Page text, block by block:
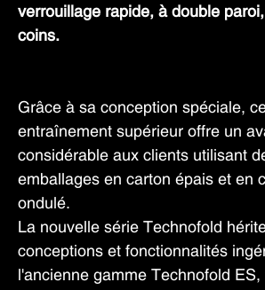
verrouillage rapide, à double
coins.
Grâce à sa conception spéciale,
entraînement supérieur offre un
considérable aux clients utilisant
emballages en carton épais et en
ondulé.
La nouvelle série Technofold
conceptions et fonctionnalités
l'ancienne gamme Technofold ES,